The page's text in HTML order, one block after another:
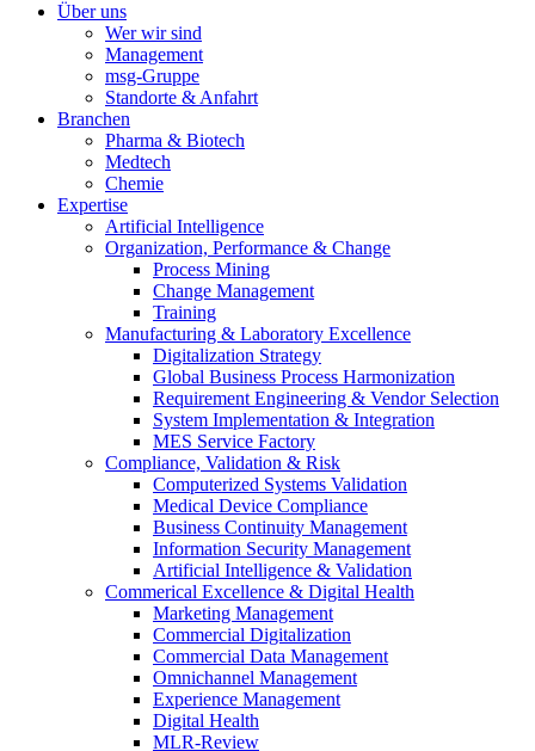
Über uns
Wer wir sind
Management
msg-Gruppe
Standorte & Anfahrt
Branchen
Pharma & Biotech
Medtech
Chemie
Expertise
Artificial Intelligence
Organization, Performance & Change
Process Mining
Change Management
Training
Manufacturing & Laboratory Excellence
Digitalization Strategy
Global Business Process Harmonization
Requirement Engineering & Vendor Selection
System Implementation & Integration
MES Service Factory
Compliance, Validation & Risk
Computerized Systems Validation
Medical Device Compliance
Business Continuity Management
Information Security Management
Artificial Intelligence & Validation
Commerical Excellence & Digital Health
Marketing Management
Commercial Digitalization
Commercial Data Management
Omnichannel Management
Experience Management
Digital Health
MLR-Review